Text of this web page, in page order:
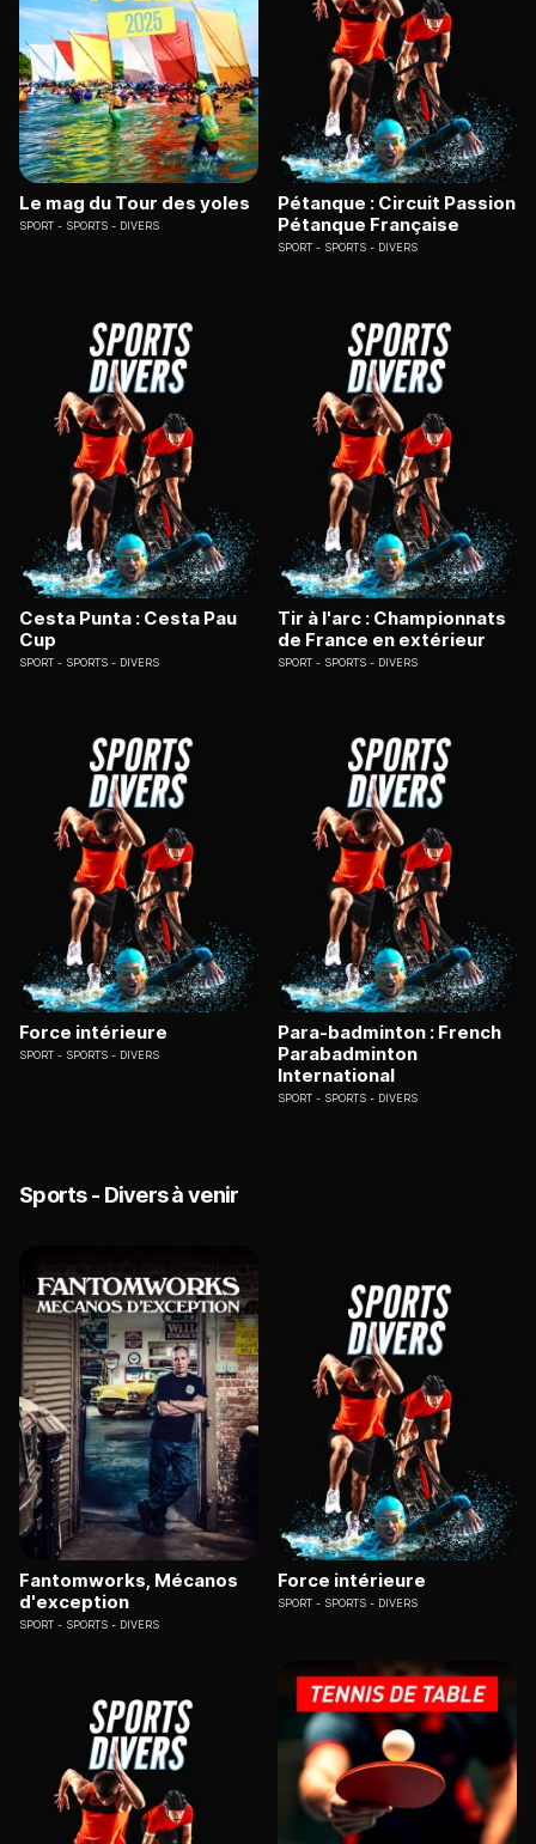
Le mag du Tour des yoles
SPORT SPORTS - DIVERS
Pétanque : Circuit Passion
Pétanque Française
SPORT SPORTS - DIVERS
Cesta Punta : Cesta Pau
Cup
SPORT SPORTS - DIVERS
Tir à l'arc : Championnats
de France en extérieur
SPORT SPORTS - DIVERS
Force intérieure
SPORT SPORTS - DIVERS
Para-badminton : French
Parabadminton
International
SPORT SPORTS - DIVERS
Sports - Divers à venir
Fantomworks, Mécanos
d'exception
SPORT SPORTS - DIVERS
Force intérieure
SPORT SPORTS - DIVERS